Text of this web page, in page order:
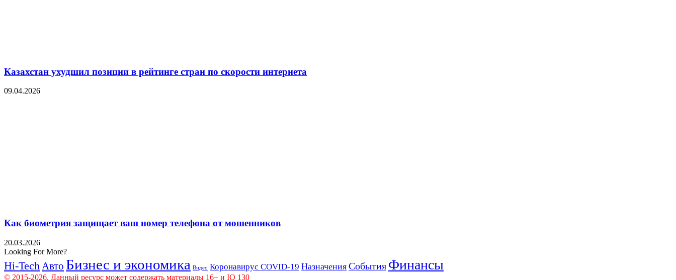
Казахстан ухудшил позиции в рейтинге стран по скорости интернета
09.04.2026
Как биометрия защищает ваш номер телефона от мошенников
20.03.2026
Looking For More?
Hi-Tech Авто Бизнес и экономика Видео Коронавирус COVID-19 Назначения События Финансы
© 2015-2026. Данный ресурс может содержать материалы 16+ и IQ 130